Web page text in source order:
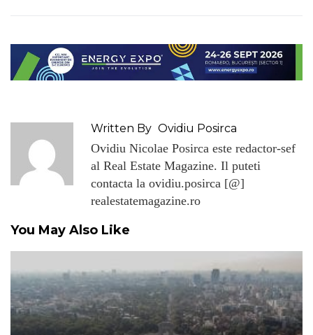
Written By Ovidiu Posirca
Ovidiu Nicolae Posirca este redactor-sef
al Real Estate Magazine. Il puteti
contacta la ovidiu.posirca [@]
realestatemagazine.ro
You May Also Like